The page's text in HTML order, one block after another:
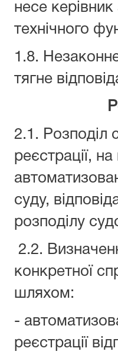
несе
технічного
1.8.
тягне
2.1. Розподіл
реєстрації,
суду,
розподілу
2.2.
конкретної
шляхом:
-
реєстрації